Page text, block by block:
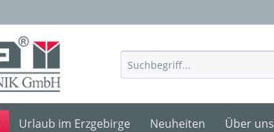
Urlaub im Erzgebirge Neuheiten Über uns